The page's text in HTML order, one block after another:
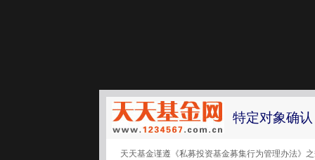
特定对象确认
天天基金谨遵《私募投资基金募集行为管理办法》